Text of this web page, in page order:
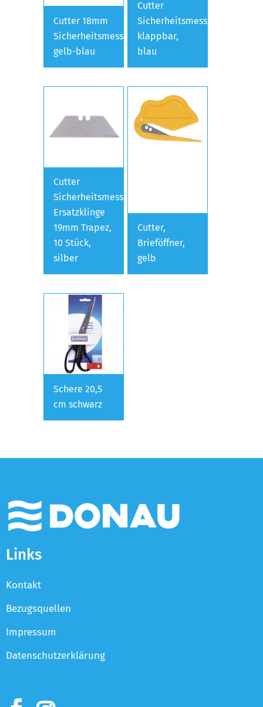
Cutter 18mm
Sicherheitsmesser,
gelb-blau
Cutter
Sicherheitsmesser
klappbar,
blau
Cutter
Sicherheitsmesser
Ersatzklinge
19mm Trapez,
10 Stück,
silber
Cutter,
Brieföffner,
gelb
Schere 20,5
cm schwarz
Links
Kontakt
Bezugsquellen
Impressum
Datenschutzerklärung